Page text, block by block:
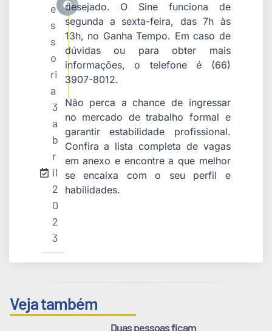
e
s
s
o
ri
a
3
a
b
r
il
2
0
2
3
desejado. O Sine funciona de
segunda a sexta-feira, das 7h às
13h, no Ganha Tempo. Em caso de
dúvidas ou para obter mais
informações, o telefone é (66)
3907-8012.
Não perca a chance de ingressar
no mercado de trabalho formal e
garantir estabilidade profissional.
Confira a lista completa de vagas
em anexo e encontre a que melhor
se encaixa com o seu perfil e
habilidades.
Veja também
Duas pessoas ficam